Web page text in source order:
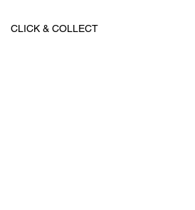
CLICK & COLLECT